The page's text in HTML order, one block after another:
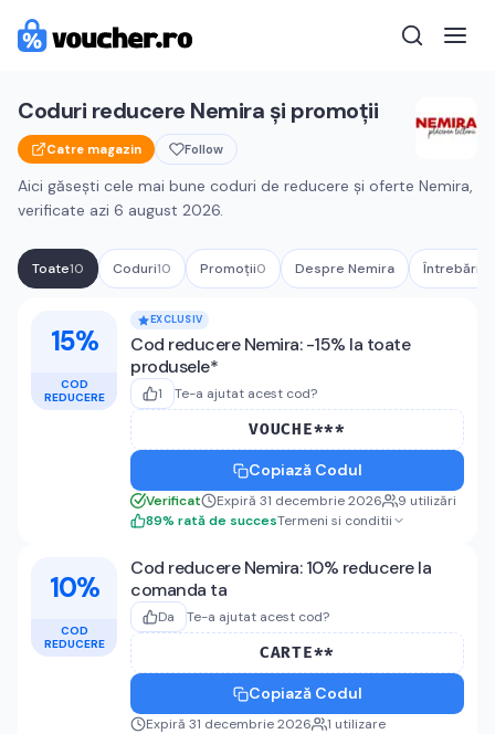
Coduri reducere Nemira și promoții
Catre magazin Follow
Aici găsești cele mai bune coduri de reducere și oferte Nemira,
verificate azi 6 august 2026.
Toate10 Coduri10 Promoții0 Despre Nemira Întrebări
Cupoane active
15%
COD
REDUCERE
EXCLUSIV
Cod reducere Nemira: -15% la toate
produsele*
1 Te-a ajutat acest cod?
VOUCHE***
Copiază Codul
Verificat Expiră 31 decembrie 2026 9 utilizări
89% rată de succesTermeni si conditii
10%
COD
REDUCERE
Cod reducere Nemira: 10% reducere la
comanda ta
Da Te-a ajutat acest cod?
CARTE**
Copiază Codul
Expiră 31 decembrie 2026 1 utilizare